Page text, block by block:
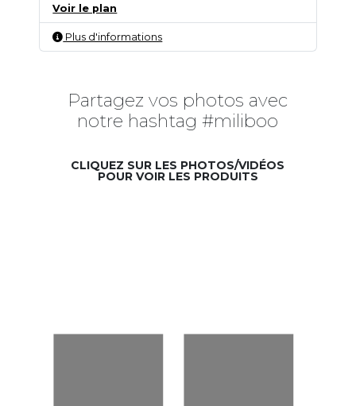
Voir le plan
Plus d'informations
Partagez vos photos avec
notre hashtag #miliboo
CLIQUEZ SUR LES PHOTOS/VIDÉOS
POUR VOIR LES PRODUITS